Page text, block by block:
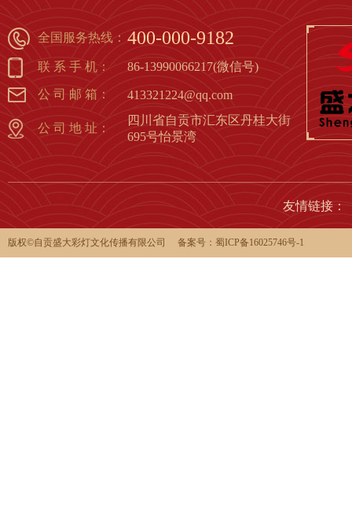
全国服务热线： 400-000-9182
联 系 手 机： 86-13990066217(微信号)
公 司 邮 箱： 413321224@qq.com
公 司 地 址：
四川省自贡市汇东区丹桂大街
695号怡景湾
友情链接：
版权©️自贡盛大彩灯文化传播有限公司 备案号： 蜀ICP备16025746号-1